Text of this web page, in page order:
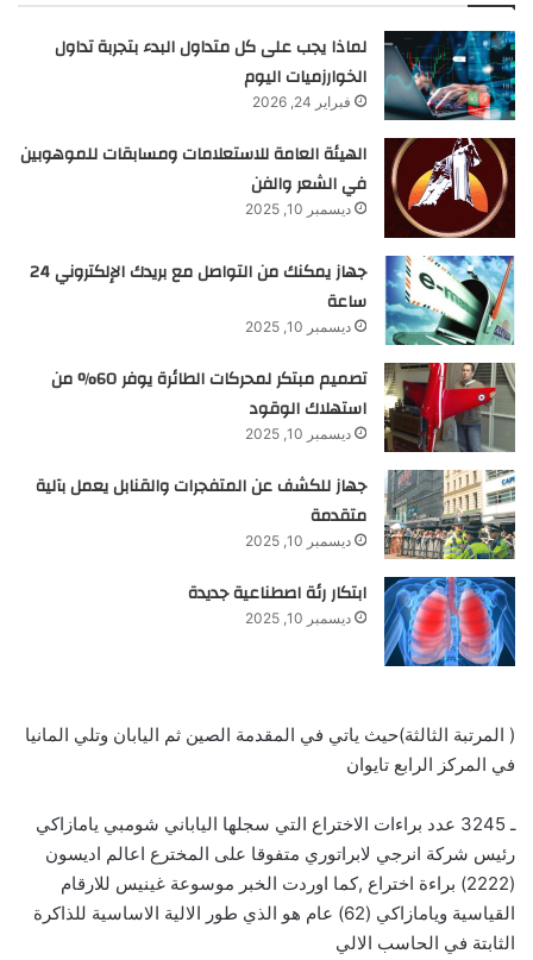
لماذا يجب على كل متداول البدء بتجربة تداول
الخوارزميات اليوم
فبراير 24, 2026
الهيئة العامة للاستعلامات ومسابقات للموهوبين
في الشعر والفن
ديسمبر 10, 2025
جهاز يمكنك من التواصل مع بريدك الإلكتروني 24
ساعة
ديسمبر 10, 2025
تصميم مبتكر لمحركات الطائرة يوفر 60% من
استهلاك الوقود
ديسمبر 10, 2025
جهاز للكشف عن المتفجرات والقنابل يعمل بآلية
متقدمة
ديسمبر 10, 2025
ابتكار رئة اصطناعية جديدة
ديسمبر 10, 2025
( المرتبة الثالثة)حيث ياتي في المقدمة الصين ثم اليابان وتلي المانيا
في المركز الرابع تايوان
ـ 3245 عدد براءات الاختراع التي سجلها الياباني شومبي يامازاكي
رئيس شركة انرجي لابراتوري متفوقا على المخترع اعالم اديسون
(2222) براءة اختراع ,كما اوردت الخبر موسوعة غينيس للارقام
القياسية ويامازاكي (62) عام هو الذي طور الالية الاساسية للذاكرة
الثابتة في الحاسب الالي